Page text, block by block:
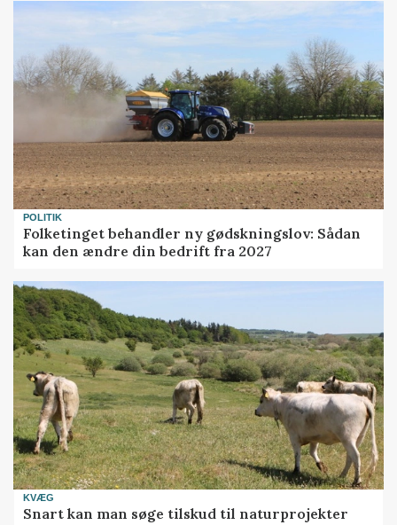
POLITIK
Folketinget behandler ny gødskningslov: Sådan
kan den ændre din bedrift fra 2027
KVÆG
Snart kan man søge tilskud til naturprojekter